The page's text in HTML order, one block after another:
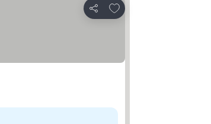
Teilen
Zu Favoriten hinzufügen